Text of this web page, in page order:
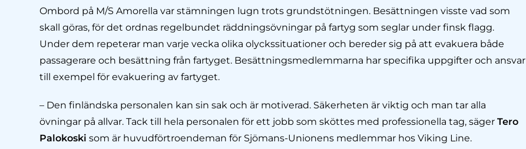
Ombord på M/S Amorella var stämningen lugn trots grundstötningen. Besättningen visste vad som
skall göras, för det ordnas regelbundet räddningsövningar på fartyg som seglar under finsk flagg.
Under dem repeterar man varje vecka olika olyckssituationer och bereder sig på att evakuera både
passagerare och besättning från fartyget. Besättningsmedlemmarna har specifika uppgifter och ansvar
till exempel för evakuering av fartyget.
– Den finländska personalen kan sin sak och är motiverad. Säkerheten är viktig och man tar alla
övningar på allvar. Tack till hela personalen för ett jobb som sköttes med professionella tag, sägerTero
Palokoski som är huvudförtroendeman för Sjömans-Unionens medlemmar hos Viking Line.